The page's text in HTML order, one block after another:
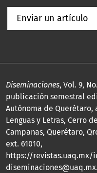
Enviar un artículo
Diseminaciones, Vol. 9,
publicación semestral
Autónoma de Querétaro,
Lenguas y Letras, Cerro
Campanas, Querétaro,
ext. 61010,
https://revistas.uaq.mx/